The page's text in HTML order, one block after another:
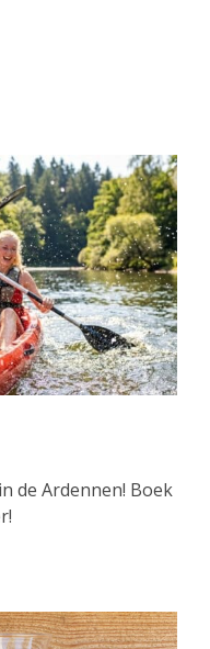
de Ardennen! Boek